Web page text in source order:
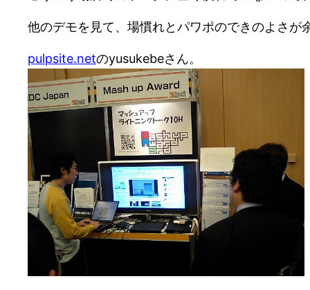
他のデモを見て、場慣れとパワポのできのよさ
pulpsite.netのyusukebeさん。